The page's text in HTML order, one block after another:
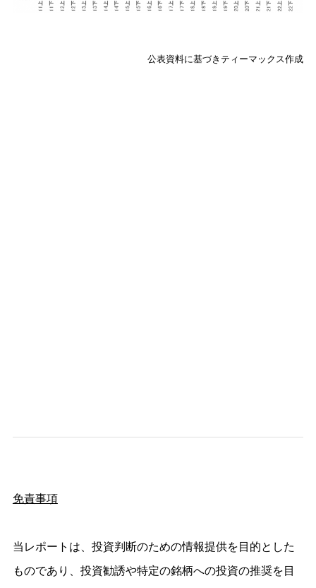
公表資料に基づきティーマックス作成
免責事項
当レポートは、投資判断のための情報提供を目的とした
ものであり、投資勧誘や特定の銘柄への投資の推奨を目